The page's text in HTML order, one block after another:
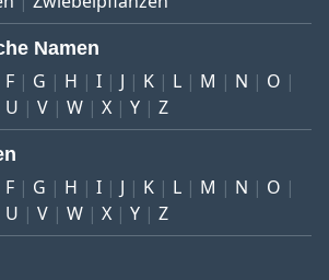
Namen
F G H I J K L M N
O
U V W X Y Z
F G H I J K L M N
O
U V W X Y Z